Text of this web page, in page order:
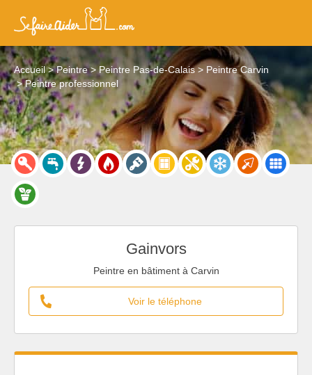
Accueil Peintre Peintre Pas-de-Calais
Peintre Carvin
Peintre professionnel
Gainvors
Peintre en bâtiment à Carvin
Voir le téléphone